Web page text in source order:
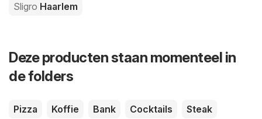
Sligro Haarlem
Deze producten staan momenteel in
de folders
Pizza Koffie Bank Cocktails
Steak